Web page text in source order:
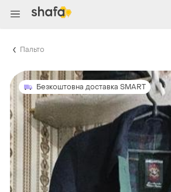
Пальто
Безкоштовна доставка SMART